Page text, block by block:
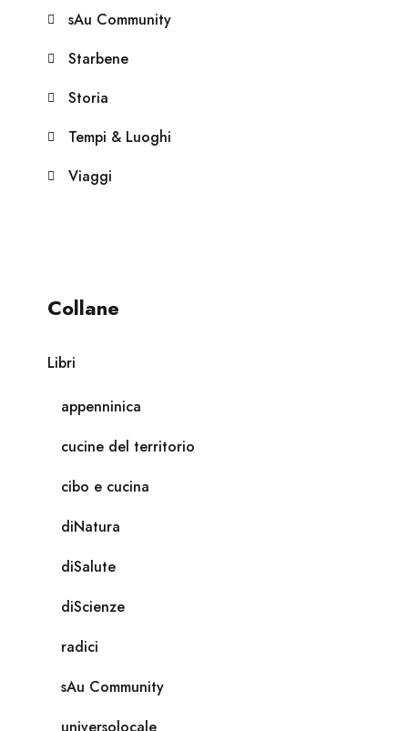
sAu Community
Starbene
Storia
Tempi & Luoghi
Viaggi
Collane
Libri
appenninica
cucine del territorio
cibo e cucina
diNatura
diSalute
diScienze
radici
sAu Community